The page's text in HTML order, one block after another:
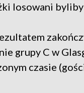
losowani
grupy C w
czasie